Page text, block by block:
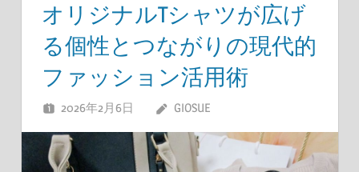
オリジナルTシャツが広げ
る個性とつながりの現代的
ファッション活用術
2026年2月6日 GIOSUE